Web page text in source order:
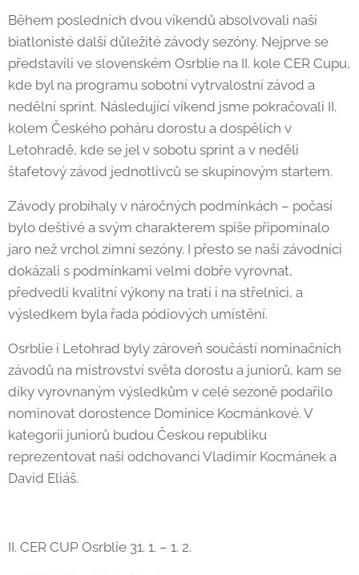
Během posledních dvou víkendů absolvovali naši
biatlonisté další důležité závody sezóny. Nejprve se
představili ve slovenském Osrblie na II. kole CER Cupu,
kde byl na programu sobotní vytrvalostní závod a
nedělní sprint. Následující víkend jsme pokračovali II.
kolem Českého poháru dorostu a dospělích v
Letohradě, kde se jel v sobotu sprint a v neděli
štafetový závod jednotlivců se skupinovým startem.
Závody probíhaly v náročných podmínkách – počasí
bylo deštivé a svým charakterem spíše připomínalo
jaro než vrchol zimní sezóny. I přesto se naši závodníci
dokázali s podmínkami velmi dobře vyrovnat,
předvedli kvalitní výkony na trati i na střelnici, a
výsledkem byla řada pódiových umístění.
Osrblie i Letohrad byly zároveň součástí nominačních
závodů na mistrovství světa dorostu a juniorů, kam se
díky vyrovnaným výsledkům v celé sezoně podařilo
nominovat dorostence Dominice Kocmánkové. V
kategorii juniorů budou Českou republiku
reprezentovat naši odchovanci Vladimír Kocmánek a
David Eliáš.
II. CER CUP Osrblie 31. 1. – 1. 2.